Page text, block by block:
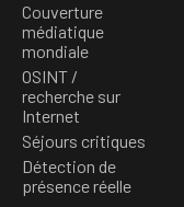
Couverture
médiatique
mondiale
OSINT /
recherche sur
Internet
Séjours critiques
Détection de
présence réelle